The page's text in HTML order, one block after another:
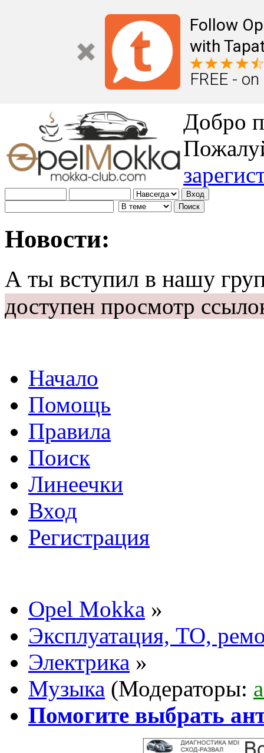
Follow
with
FREE -
Добро
Новости:
А ты вступил в нашу
доступен просмотр
Начало
Помощь
Правила
Поиск
Линеечки
Вход
Регистрация
Opel Mokka »
Эксплуатация, ТО,
Электрика »
Музыка (Модераторы:
Помогите выбрать